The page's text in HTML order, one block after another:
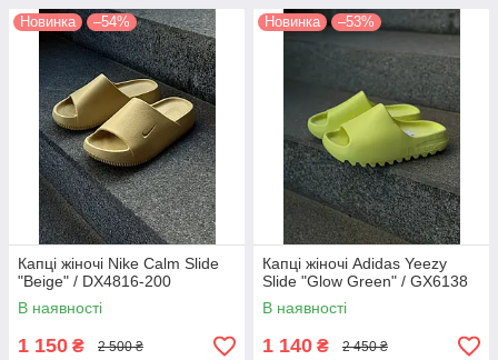
Новинка –54%
Капці жіночі Nike Calm Slide
"Beige" / DX4816-200
В наявності
1 150 ₴ 2 500 ₴
Новинка –53%
Капці жіночі Adidas Yeezy
Slide "Glow Green" / GX6138
В наявності
1 140 ₴ 2 450 ₴